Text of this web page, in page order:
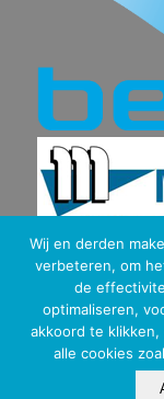
Wij en derden
verbeteren, om
de
optimaliseren,
akkoord te
alle cookies